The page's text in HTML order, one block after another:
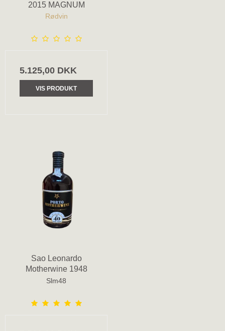
2015 MAGNUM
Rødvin
5.125,00 DKK
VIS PRODUKT
Sao Leonardo
Motherwine 1948
Slm48